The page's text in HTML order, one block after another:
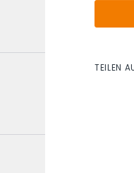
TEILEN